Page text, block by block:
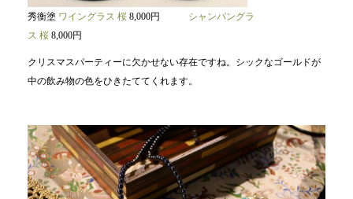
秀衡塗 ワイングラス 桜 8,000円 シャンパングラ
ス 桜 8,000円
クリスマスパーティーに欠かせない存在ですね。シックなゴールドが
中の飲み物の色をひきたててくれます。